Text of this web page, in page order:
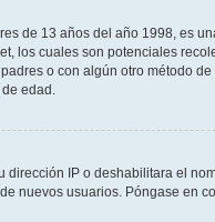
de 13 años del año 1998, es
los cuales son potenciales
o con algún otro método
edad.
IP o deshabilitara el
nuevos usuarios. Póngase en